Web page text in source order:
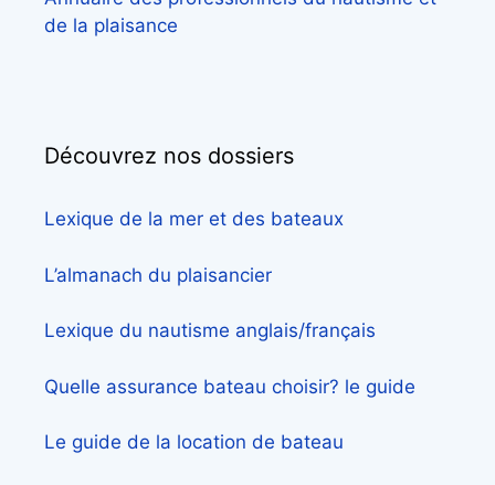
de la plaisance
Découvrez nos dossiers
Lexique de la mer et des bateaux
L’almanach du plaisancier
Lexique du nautisme anglais/français
Quelle assurance bateau choisir? le guide
Le guide de la location de bateau